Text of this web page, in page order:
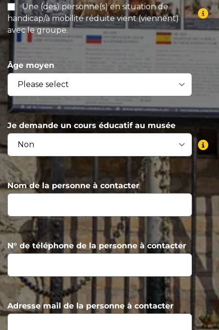
Une (des) personne(s) en situation de
handicap/à mobilité réduite vient (viennent)
avec le groupe.
Âge moyen
Je demande un cours éducatif au musée
Nom de la personne à contacter
N° de téléphone de la personne à contacter
Adresse mail de la personne à contacter